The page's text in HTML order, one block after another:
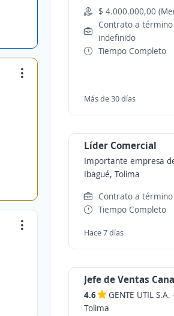
$ 4.000.000,00
Contrato a término
indefinido
Tiempo Completo
Más de 30 días
Líder Comercial
Importante empresa
Ibagué, Tolima
Contrato a
Tiempo Completo
Hace 7 días
Jefe de Ventas
4.6 GENTE UTIL S.A.
Tolima